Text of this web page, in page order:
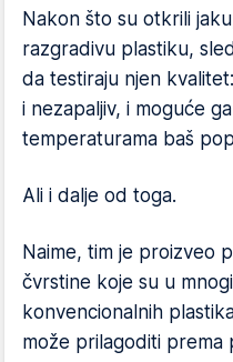
Nakon što su otkrili
razgradivu plastiku,
da testiraju njen
i nezapaljiv, i moguće
temperaturama baš
Ali i dalje od toga.
Naime, tim je proizveo
čvrstine koje su u
konvencionalnih
može prilagoditi